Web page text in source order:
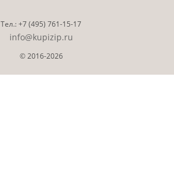
Тел.:+7 (495) 761-15-17
info@kupizip.ru
© 2016-2026